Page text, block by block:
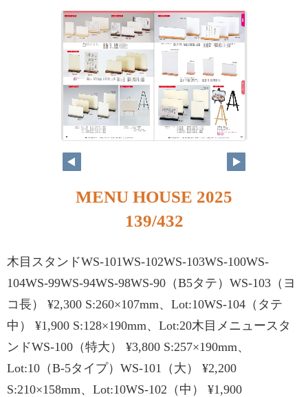
MENU HOUSE 2025
139/432
木目スタンドWS-101WS-102WS-103WS-100WS-
104WS-99WS-94WS-98WS-90（B5タテ）WS-103（ヨ
コ長） ¥2,300 S:260×107mm、Lot:10WS-104（タテ
中） ¥1,900 S:128×190mm、Lot:20木目メニュースタ
ンドWS-100（特大） ¥3,800 S:257×190mm、
Lot:10（B-5タイプ）WS-101（大） ¥2,200
S:210×158mm、Lot:10WS-102（中） ¥1,900